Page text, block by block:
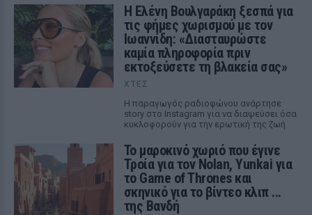
Η Ελένη Βουλγαράκη ξεσπά για
τις φήμες χωρισμού με τον
Ιωαννίδη: «Διασταυρώστε
καμία πληροφορία πριν
εκτοξεύσετε τη βλακεία σας»
ΧΤΕΣ
Η παραγωγός ραδιοφώνου ανάρτησε
story στο Instagram για να διαψεύσει όσα
κυκλοφορούν για την ερωτική της ζωή
Το μαροκινό χωριό που έγινε
Τροία για τον Nolan, Yunkai για
το Game of Thrones και
σκηνικό για το βίντεο κλιπ ...
της Βανδή